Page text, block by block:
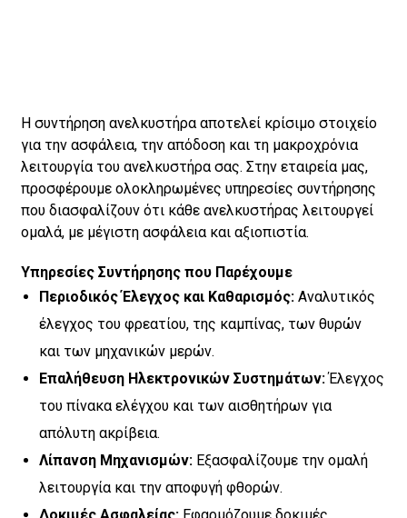
Η συντήρηση ανελκυστήρα αποτελεί κρίσιμο στοιχείο
για την ασφάλεια, την απόδοση και τη μακροχρόνια
λειτουργία του ανελκυστήρα σας. Στην εταιρεία μας,
προσφέρουμε ολοκληρωμένες υπηρεσίες συντήρησης
που διασφαλίζουν ότι κάθε ανελκυστήρας λειτουργεί
ομαλά, με μέγιστη ασφάλεια και αξιοπιστία.
Υπηρεσίες Συντήρησης που Παρέχουμε
Περιοδικός Έλεγχος και Καθαρισμός: Αναλυτικός
έλεγχος του φρεατίου, της καμπίνας, των θυρών
και των μηχανικών μερών.
Επαλήθευση Ηλεκτρονικών Συστημάτων:Έλεγχος
του πίνακα ελέγχου και των αισθητήρων για
απόλυτη ακρίβεια.
Λίπανση Μηχανισμών: Εξασφαλίζουμε την ομαλή
λειτουργία και την αποφυγή φθορών.